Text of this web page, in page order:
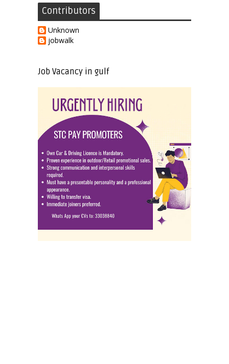
Contributors
Unknown
jobwalk
Job Vacancy in gulf